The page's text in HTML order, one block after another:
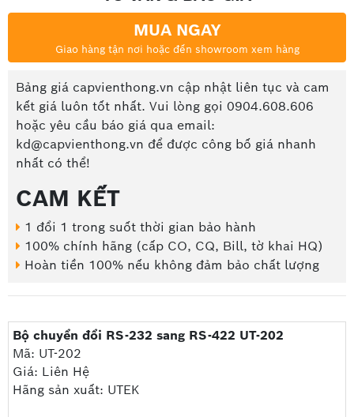
MUA NGAY
Giao hàng tận nơi hoặc đến showroom xem hàng
Bảng giá capvienthong.vn cập nhật liên tục và cam
kết giá luôn tốt nhất. Vui lòng gọi 0904.608.606
hoặc yêu cầu báo giá qua email:
kd@capvienthong.vn để được công bố giá nhanh
nhất có thể!
CAM KẾT
1 đổi 1 trong suốt thời gian bảo hành
100% chính hãng (cấp CO, CQ, Bill, tờ khai HQ)
Hoàn tiền 100% nếu không đảm bảo chất lượng
Bộ chuyển đổi RS-232 sang RS-422 UT-202
Mã: UT-202
Giá: Liên Hệ
Hãng sản xuất: UTEK